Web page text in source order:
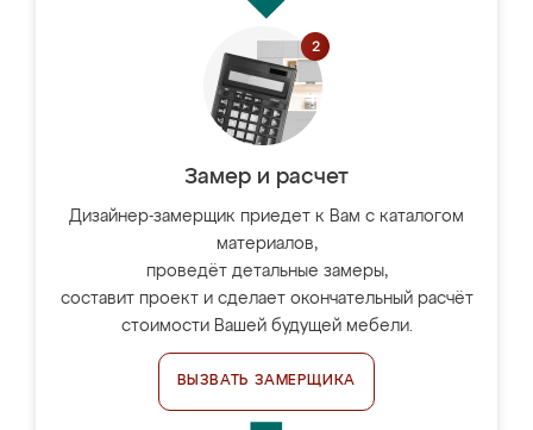
Замер и расчет
Дизайнер-замерщик приедет к Вам с каталогом
материалов,
проведёт детальные замеры,
составит проект и сделает окончательный расчёт
стоимости Вашей будущей мебели.
ВЫЗВАТЬ ЗАМЕРЩИКА